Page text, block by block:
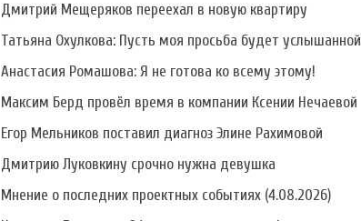
Дмитрий Мещеряков переехал в новую квартиру
Татьяна Охулкова: Пусть моя просьба будет услышанной
Анастасия Ромашова: Я не готова ко всему этому!
Максим Берд провёл время в компании Ксении Нечаевой
Егор Мельников поставил диагноз Элине Рахимовой
Дмитрию Луковкину срочно нужна девушка
Мнение о последних проектных событиях (4.08.2026)